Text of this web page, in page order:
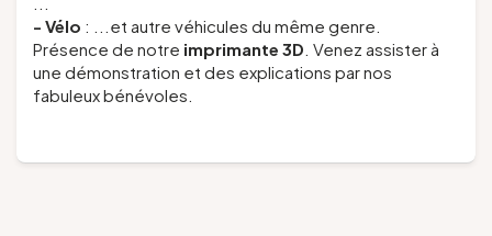
- Vélo : ...et autre véhicules du même genre.
Présence de notre imprimante 3D . Venez assister à
une démonstration et des explications par nos
fabuleux bénévoles.